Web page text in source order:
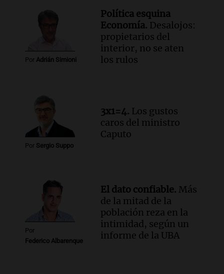
Estiman que la inflación nacional
de julio será menor al 2,9% registrado
en CABA
Una mañana para todos
Episodios
Una mañana para todos
Episodios
Audio.Chile planteó mejorar la
conectividad fronteriza, aérea y digital
con Jujuy
Por Adrián Simioni
Política esquina
Economía. Desalojos:
propietarios del
interior, no se aten
los rulos
Por Sergio Suppo
3x1=4. Los gustos
caros del ministro
Caputo
Por
Federico Albarenque
El dato confiable. Más
de la mitad de la
población reza en la
intimidad, según un
informe de la UBA